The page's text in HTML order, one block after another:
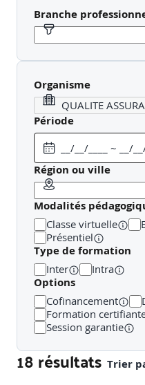
Branche
Organisme
Période
Région ou ville
Modalités
Classe virtuelle
Présentiel
Type de formation
Inter Intra
Options
Cofinancement
Formation
Session garantie
18 résultats Trier